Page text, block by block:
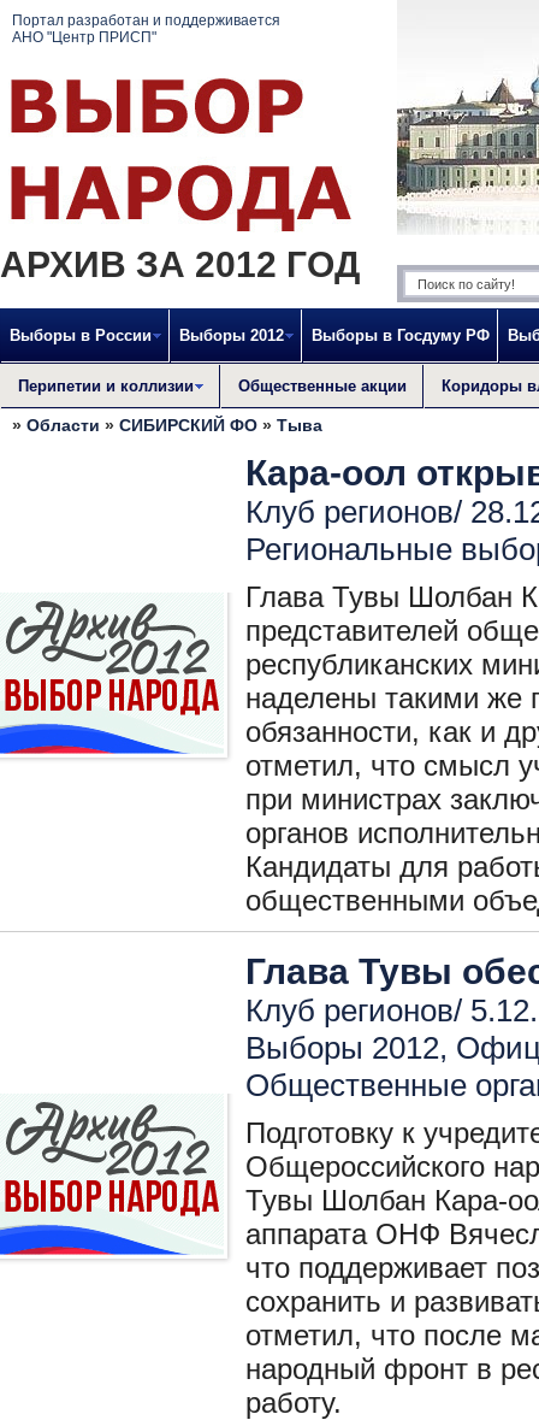
Портал разработан и поддерживается
АНО "Центр ПРИСП"
АРХИВ ЗА 2012 ГОД
Выборы в России Выборы 2012 Выборы в Госдуму РФ
Перипетии и коллизии Общественные акции Коридоры
» Области » СИБИРСКИЙ ФО » Тыва
Кара-оол
Клуб регионов/
Региональные
Глава Тувы Шолбан
представителей
республиканских
наделены такими же
обязанности, как и
отметил, что смысл
при министрах
органов
Кандидаты для
общественными
Глава Тувы
Клуб регионов/
Выборы 2012,
Общественные
Подготовку к
Общероссийского
Тувы Шолбан Кара-
аппарата ОНФ
что поддерживает
сохранить и
отметил, что после
народный фронт в
работу.